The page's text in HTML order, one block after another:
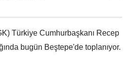
Türkiye Cumhurbaşkanı Recep
bugün Beştepe'de toplanıyor.